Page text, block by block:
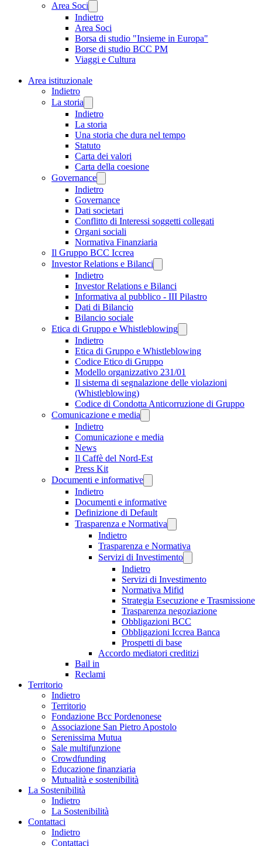
Area Soci
Indietro
Area Soci
Borsa di studio "Insieme in Europa"
Borse di studio BCC PM
Viaggi e Cultura
Area istituzionale
Indietro
La storia
Indietro
La storia
Una storia che dura nel tempo
Statuto
Carta dei valori
Carta della coesione
Governance
Indietro
Governance
Dati societari
Conflitto di Interessi soggetti collegati
Organi sociali
Normativa Finanziaria
Il Gruppo BCC Iccrea
Investor Relations e Bilanci
Indietro
Investor Relations e Bilanci
Informativa al pubblico - III Pilastro
Dati di Bilancio
Bilancio sociale
Etica di Gruppo e Whistleblowing
Indietro
Etica di Gruppo e Whistleblowing
Codice Etico di Gruppo
Modello organizzativo 231/01
Il sistema di segnalazione delle violazioni
(Whistleblowing)
Codice di Condotta Anticorruzione di Gruppo
Comunicazione e media
Indietro
Comunicazione e media
News
Il Caffè del Nord-Est
Press Kit
Documenti e informative
Indietro
Documenti e informative
Definizione di Default
Trasparenza e Normativa
Indietro
Trasparenza e Normativa
Servizi di Investimento
Indietro
Servizi di Investimento
Normativa Mifid
Strategia Esecuzione e Trasmissione
Trasparenza negoziazione
Obbligazioni BCC
Obbligazioni Iccrea Banca
Prospetti di base
Accordo mediatori creditizi
Bail in
Reclami
Territorio
Indietro
Territorio
Fondazione Bcc Pordenonese
Associazione San Pietro Apostolo
Serenissima Mutua
Sale multifunzione
Crowdfunding
Educazione finanziaria
Mutualità e sostenibilità
La Sostenibilità
Indietro
La Sostenibilità
Contattaci
Indietro
Contattaci